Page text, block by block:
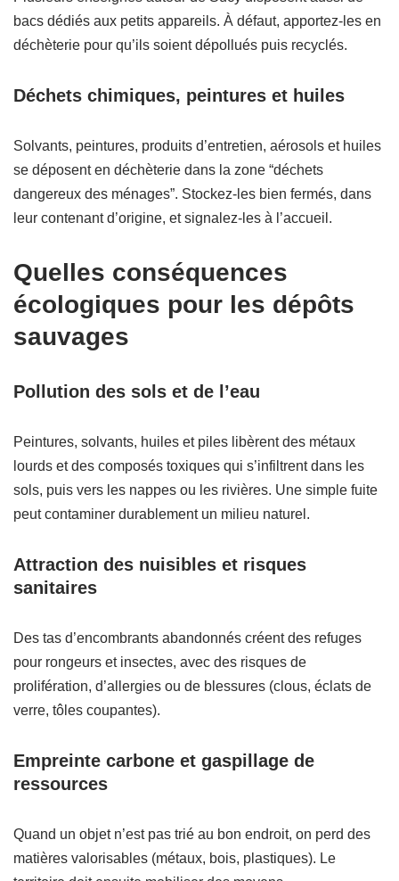
bacs dédiés aux petits appareils. À défaut, apportez-les en
déchèterie pour qu’ils soient dépollués puis recyclés.
Déchets chimiques, peintures et huiles
Solvants, peintures, produits d’entretien, aérosols et huiles
se déposent en déchèterie dans la zone “déchets
dangereux des ménages”. Stockez-les bien fermés, dans
leur contenant d’origine, et signalez-les à l’accueil.
Quelles conséquences
écologiques pour les dépôts
sauvages
Pollution des sols et de l’eau
Peintures, solvants, huiles et piles libèrent des métaux
lourds et des composés toxiques qui s’infiltrent dans les
sols, puis vers les nappes ou les rivières. Une simple fuite
peut contaminer durablement un milieu naturel.
Attraction des nuisibles et risques
sanitaires
Des tas d’encombrants abandonnés créent des refuges
pour rongeurs et insectes, avec des risques de
prolifération, d’allergies ou de blessures (clous, éclats de
verre, tôles coupantes).
Empreinte carbone et gaspillage de
ressources
Quand un objet n’est pas trié au bon endroit, on perd des
matières valorisables (métaux, bois, plastiques). Le